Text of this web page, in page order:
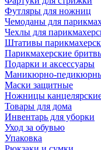
Футляры для ножниц
Чемоданы для
Чехлы для
Штативы
Парикмахерские
Подарки и аксессуары
Маникюрно-
Маски защитные
Ножницы
Товары для дома
Инвентарь для уборки
Уход за обувью
Упаковка